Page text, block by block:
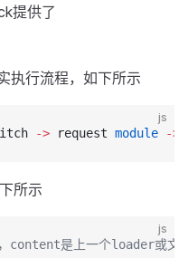
提供了
执行流程，如下所示
js
-> request module ->
所示
js
content是上一个loader或文